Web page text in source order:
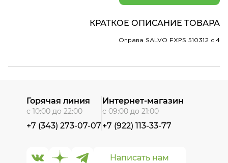
КРАТКОЕ ОПИСАНИЕ ТОВАРА
Оправа SALVO FXPS 510312 c.4
Написать нам
Горячая линия
с 10:00 до 22:00
+7 (343) 273-07-07
Интернет-магазин
с 09:00 до 21:00
+7 (922) 113-33-77